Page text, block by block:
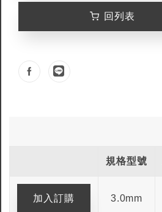
回列表
規格型號
3.0mm